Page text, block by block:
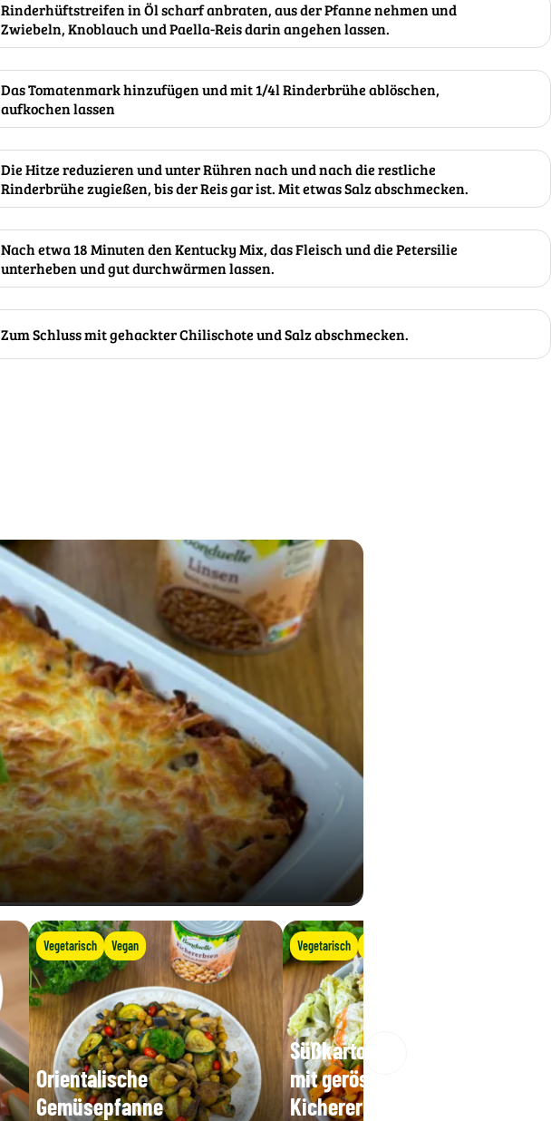
Rinderhüftstreifen in Öl scharf anbraten, aus der Pfanne nehmen und
Zwiebeln, Knoblauch und Paella-Reis darin angehen lassen.
Das Tomatenmark hinzufügen und mit 1/4l Rinderbrühe ablöschen,
aufkochen lassen
Die Hitze reduzieren und unter Rühren nach und nach die restliche
Rinderbrühe zugießen, bis der Reis gar ist. Mit etwas Salz abschmecken.
Nach etwa 18 Minuten den Kentucky Mix, das Fleisch und die Petersilie
unterheben und gut durchwärmen lassen.
Zum Schluss mit gehackter Chilischote und Salz abschmecken.
Vegetarisch Vegan
Orientalische
Gemüsepfanne
Vegetarisch
Süßkartoffel Avocado Bowl
mit gerösteten
Kichererbsen